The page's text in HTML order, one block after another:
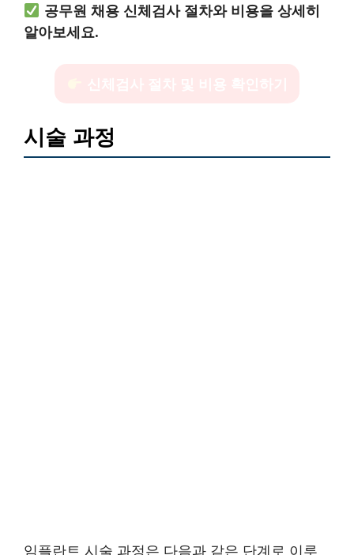
공무원 채용 신체검사 절차와 비용을 상세히
알아보세요.
시술 과정
임플란트 시술 과정은 다음과 같은 단계로 이루